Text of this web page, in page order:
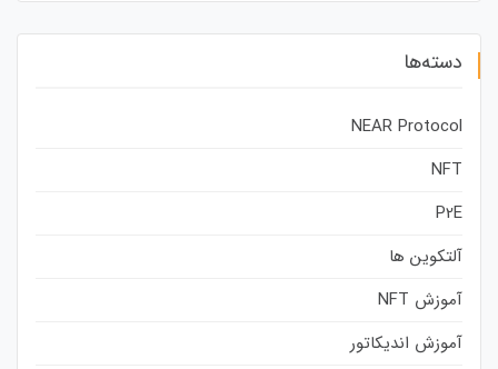
دسته‌ها
NEAR Protocol
NFT
P2E
آلتکوین ها
آموزش NFT
آموزش اندیکاتور